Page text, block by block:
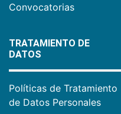
Convocatorias
TRATAMIENTO DE
DATOS
Políticas de Tratamiento
de Datos Personales